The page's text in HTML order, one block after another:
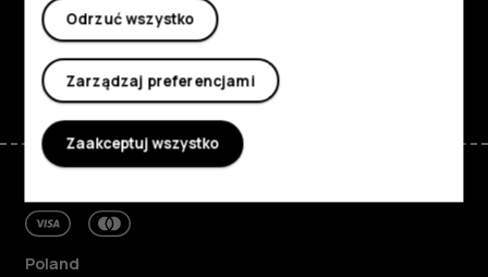
Wsparcie
FacebookInstagram
TiktokYoutubeLinkedin
Poland
Odrzuć wszystko
Zarządzaj preferencjami
Zaakceptuj wszystko